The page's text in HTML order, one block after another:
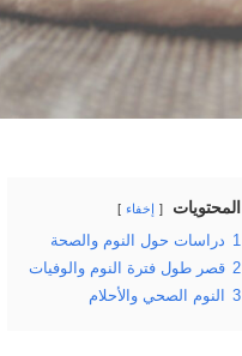
المحتويات إخفاء
1 دراسات حول النوم والصحة
2 قصر طول فترة النوم والوفيات
3
النوم الصحي والأحلام